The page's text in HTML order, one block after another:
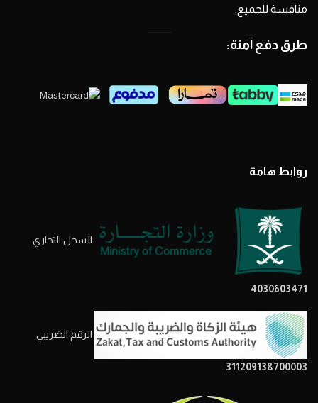
منافسة للجميع.
طرق دفع آمنة:
روابط هامة
السجل التحاري
4030603471
الرقم الضريبي
311209138700003